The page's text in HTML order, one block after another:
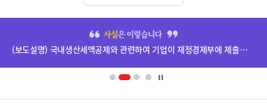
영
(보도설명) 국내생산세액공제와 관련하여 기업이 재정경제부에 제출한 자료는 비공개됩니다.